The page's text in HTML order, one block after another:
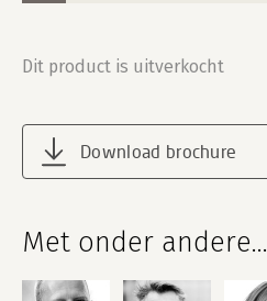
Dit product is uitverkocht
Download brochure
Met onder andere...